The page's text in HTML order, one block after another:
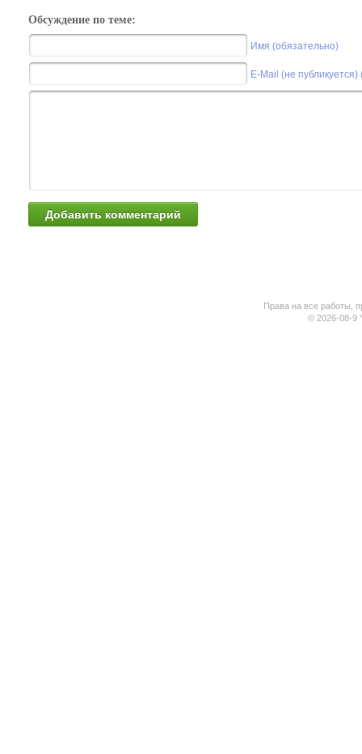
Обсуждение по теме:
Имя (обязательно)
E-Mail (не
Права на все работы,
© 2026-08-9